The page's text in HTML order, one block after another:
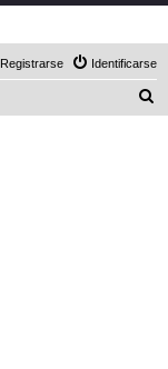
Identificarse
Registrarse